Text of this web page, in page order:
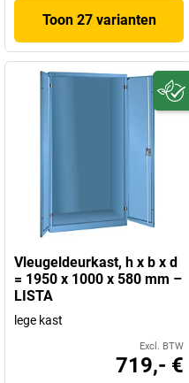
Toon 27 varianten
Vleugeldeurkast, h x b x d
= 1950 x 1000 x 580 mm –
LISTA
lege kast
Excl. BTW
719,- €